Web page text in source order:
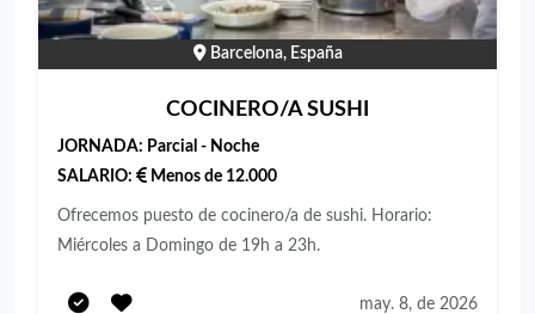
Barcelona, España
COCINERO/A SUSHI
JORNADA: Parcial - Noche
SALARIO:
Menos de 12.000
Ofrecemos puesto de cocinero/a de sushi. Horario:
Miércoles a Domingo de 19h a 23h.
may. 8, de 2026